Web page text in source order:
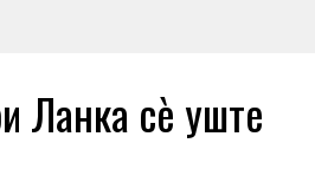
Ланка сè уште